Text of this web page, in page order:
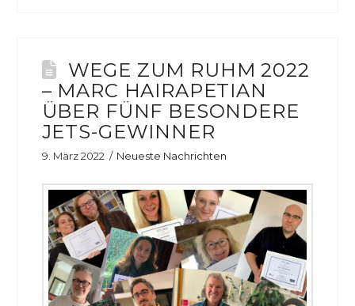
WEGE ZUM RUHM 2022
– MARC HAIRAPETIAN
ÜBER FÜNF BESONDERE
JETS-GEWINNER
9. März 2022 Neueste Nachrichten